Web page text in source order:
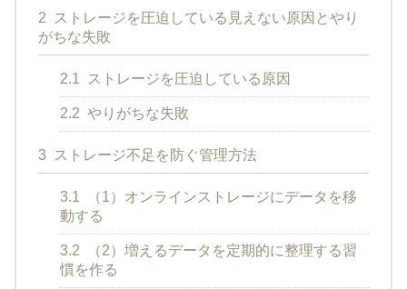
2
ストレージを圧迫している見えない原因とやり
がちな失敗
2.1 ストレージを圧迫している原因
2.2 やりがちな失敗
3 ストレージ不足を防ぐ管理方法
3.1
（1）オンラインストレージにデータを移
動する
3.2
（2）増えるデータを定期的に整理する習
慣を作る